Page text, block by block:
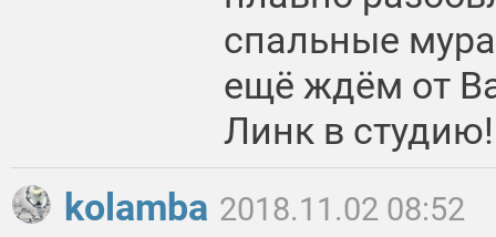
спальные
ещё ждём от
Линк в студию!
kolamba 2018.11.02 08:52